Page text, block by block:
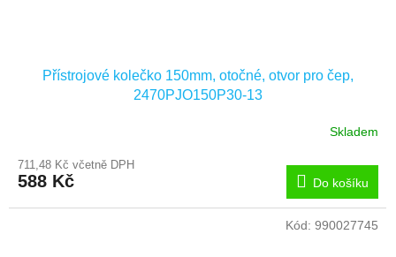
Přístrojové kolečko 150mm, otočné, otvor pro čep,
2470PJO150P30-13
Skladem
711,48 Kč včetně DPH
588 Kč Do košíku
Kód: 990027745